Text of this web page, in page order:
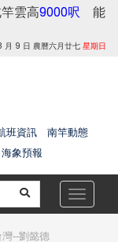
雲高9000呎 能
月 9 日 農曆六月廿七星期日
班資訊
南竿動態
海象預報
Toggle
--劉懿德